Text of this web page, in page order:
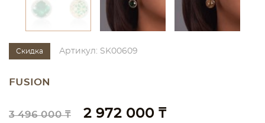
Скидка Артикул: SK00609
FUSION
3 496 000 ₸ 2 972 000 ₸